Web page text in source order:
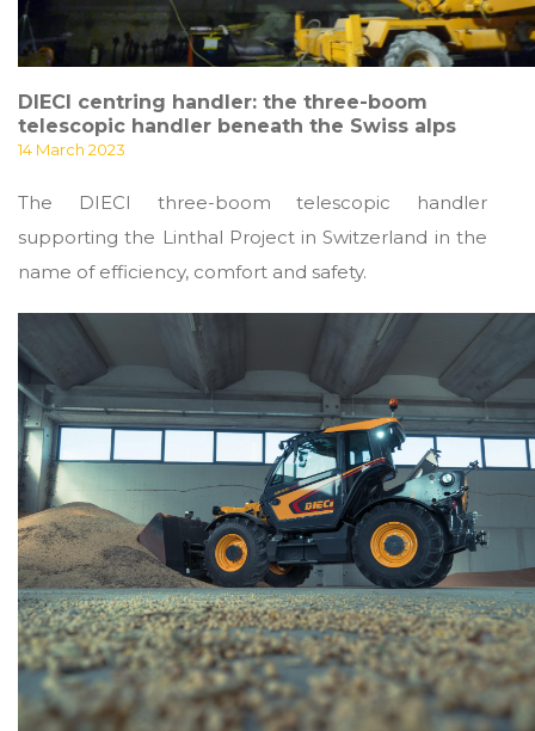
DIECI centring handler: the three-boom
telescopic handler beneath the Swiss alps
14 March 2023
The DIECI three-boom telescopic handler
supporting the Linthal Project in Switzerland in the
name of efficiency, comfort and safety.